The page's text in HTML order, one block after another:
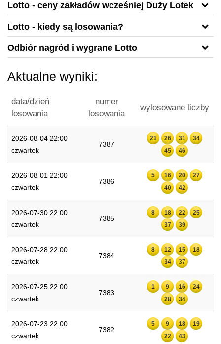
Lotto - ceny zakładów wcześniej Duży Lotek
Lotto - kiedy są losowania?
Odbiór nagród i wygrane Lotto
Aktualne wyniki:
data/dzień
losowania
numer
losowania
wylosowane liczby
2026-08-04 22:00
czwartek
7387
21 26 31
34
45
46
2026-08-01 22:00
czwartek
7386
5 16 20
27
40
42
2026-07-30 22:00
czwartek
7385
8 18 22
25
37
39
2026-07-28 22:00
czwartek
7384
8 12 15
18
34
37
2026-07-25 22:00
czwartek
7383
1 9 16
24
28
34
2026-07-23 22:00
czwartek
7382
5 9 18
19
22
43